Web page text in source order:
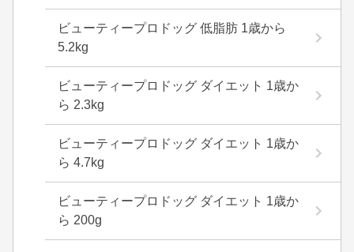
ビューティープロドッグ 低脂肪 1歳から
5.2kg
ビューティープロドッグ ダイエット 1歳か
ら 2.3kg
ビューティープロドッグ ダイエット 1歳か
ら 4.7kg
ビューティープロドッグ ダイエット 1歳か
ら 200g